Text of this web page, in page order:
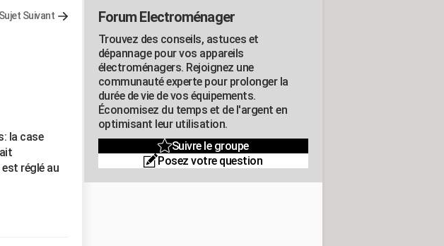
Sujet Suivant
la case
réglé au
Forum Electroménager
Trouvez des conseils, astuces et
dépannage pour vos appareils
électroménagers. Rejoignez une
communauté experte pour prolonger la
durée de vie de vos équipements.
Économisez du temps et de l'argent en
optimisant leur utilisation.
Suivre le groupe
Posez votre question